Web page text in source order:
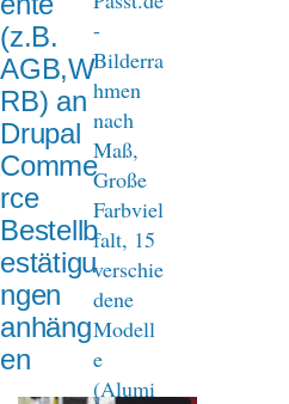
t
i
o
n
(z.B.
AGB,W
RB) an
Drupal
Comme
rce
Bestellb
estätigu
ngen
anhäng
en